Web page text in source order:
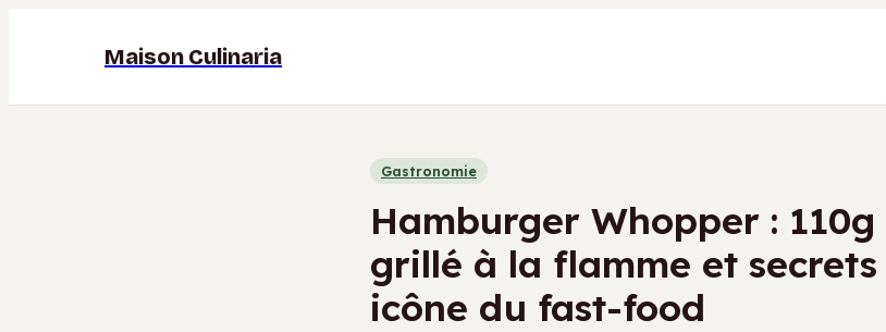
Maison Culinaria
Gastronomie
Hamburger Whopper :
grillé à la flamme et secrets
icône du fast-food